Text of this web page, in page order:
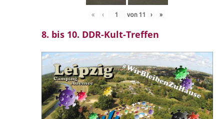
« ‹ von 11 › »
8. bis 10. DDR-Kult-Treffen